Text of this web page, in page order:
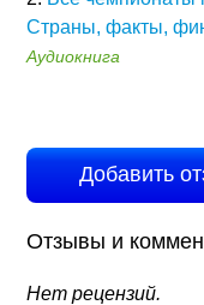
Страны, факты,
Аудиокнига
Добавить
Отзывы и
Нет рецензий.